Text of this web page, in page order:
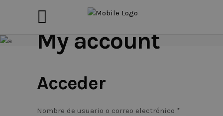
My account
Acceder
Nombre de usuario o correo electrónico *